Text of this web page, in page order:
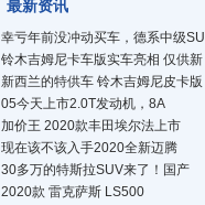
最新资讯
幸亏年前没冲动买车，德系中级SU
铃木吉姆尼卡车版实车亮相 仅供新
新西兰的特供车 铃木吉姆尼皮卡版
05今天上市2.0T发动机，8A
加价王 2020款丰田埃尔法上市
现在该不该入手2020全新迈腾
30多万的特斯拉SUV来了！国产
2020款 雷克萨斯 LS500